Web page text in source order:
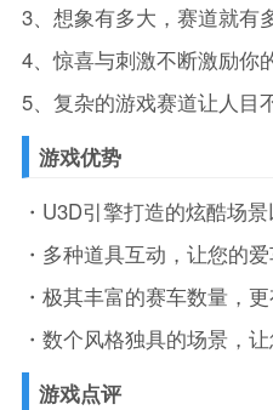
3、想象有多大，赛道就有
4、惊喜与刺激不断激励你
5、复杂的游戏赛道让人目
游戏优势
・U3D引擎打造的炫酷场
・多种道具互动，让您的
・极其丰富的赛车数量，
・数个风格独具的场景，
游戏点评